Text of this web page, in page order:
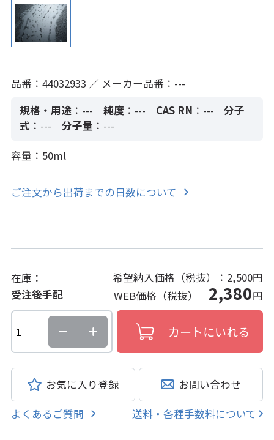
品番：44032933 ／ メーカー品番：---
規格・用途 ：--- 純度：--- CAS RN ：---
分子
式 ：--- 分子量 ：---
容量：50ml
ご注文から出荷までの日数について
在庫：
受注後手配
希望納入価格（税抜）： 2,500円
WEB価格（税抜） 2,380円
お気に入り登録 お問い合わせ
よくあるご質問 送料・各種手数料について